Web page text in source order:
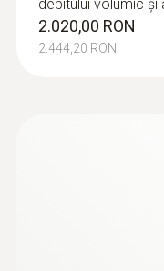
debitului volumic și
2.020,00 RON
2.444,20 RON